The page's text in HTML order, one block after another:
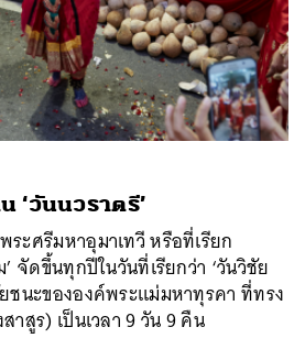
‘วันนวราตรี’
ะศรีมหาอุมาเทวี หรือที่เรียก
จัดขึ้นทุกปีในวันที่เรียกว่า ‘วันวิชัย
ชนะขององค์พระแม่มหาทุรคา ที่ทรง
สูร) เป็นเวลา 9 วัน 9 คืน